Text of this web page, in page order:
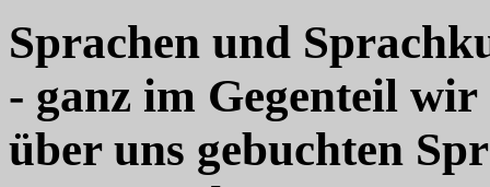
Sprachen und
- ganz im Gegenteil
über uns gebuchten